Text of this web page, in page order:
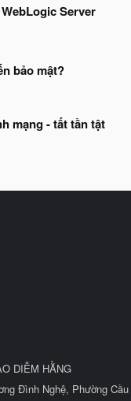
Server
bảo mật?
mạng - tất tần tật
DIỄM HẰNG
Đình Nghệ, Phường